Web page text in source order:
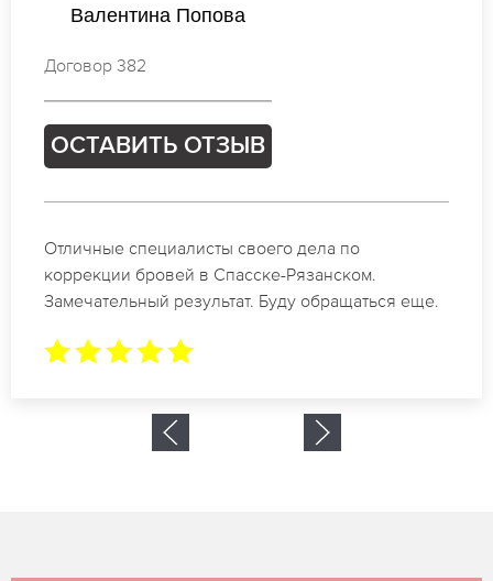
Анастасия Смирнова
Договор 182
ОСТАВИТЬ ОТЗЫВ
Спасибо огромное. Заказывала татуаж на свадьбу
в Спасске-Рязанском. За 2 часа все было
сделано.